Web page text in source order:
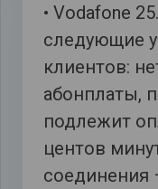
• Vodafone
следующие
клиентов:
абонплаты,
подлежит
центов
соединения